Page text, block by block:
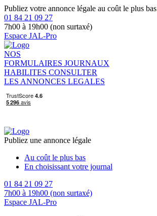
Publiez votre annonce légale au coût le plus bas
01 84 21 09 27
7h00 à 19h00 (non surtaxé)
Espace JAL-Pro
NOS
FORMULAIRES JOURNAUX
HABILITES CONSULTER
LES ANNONCES LEGALES
Publiez une annonce légale
Au coût le plus bas
En choisissant votre journal
01 84 21 09 27
7h00 à 19h00 (non surtaxé)
Espace JAL-Pro